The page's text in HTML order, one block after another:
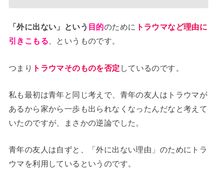
「外に出ない」という 目的のために トラウマなど理由に
引きこもる 、というものです。
つまり トラウマそのものを否定 しているのです。
私も最初は青年と同じ考えで、青年の友人はトラウマが
あるから家から一歩も出られなくなったんだなと考えて
いたのですが、まさかの逆論でした。
青年の友人は自ずと、「外に出ない理由」のためにトラ
ウマを利用しているというのです。